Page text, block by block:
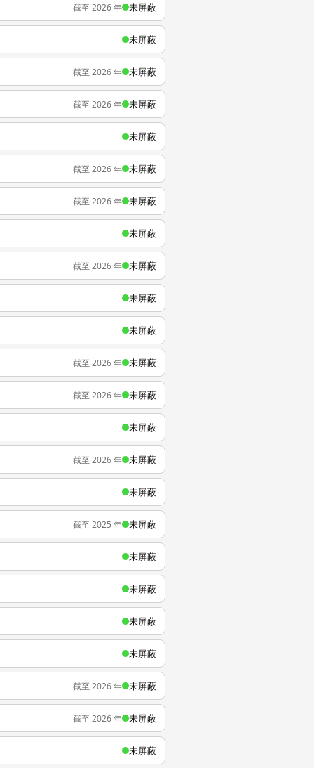
截至 2026 年 未屏蔽
未屏蔽
截至 2026 年 未屏蔽
截至 2026 年 未屏蔽
未屏蔽
截至 2026 年 未屏蔽
截至 2026 年 未屏蔽
未屏蔽
截至 2026 年 未屏蔽
未屏蔽
未屏蔽
截至 2026 年 未屏蔽
截至 2026 年 未屏蔽
未屏蔽
截至 2026 年 未屏蔽
未屏蔽
截至 2025 年 未屏蔽
未屏蔽
未屏蔽
未屏蔽
未屏蔽
截至 2026 年 未屏蔽
截至 2026 年 未屏蔽
未屏蔽